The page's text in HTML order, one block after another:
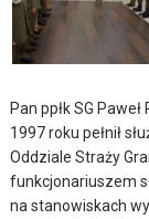
Pan ppłk SG
1997 roku pełnił
Oddziale Straży
funkcjonariuszem
na stanowiskach